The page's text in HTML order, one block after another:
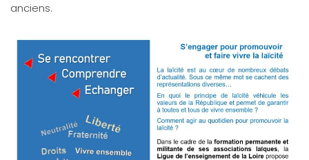
anciens.